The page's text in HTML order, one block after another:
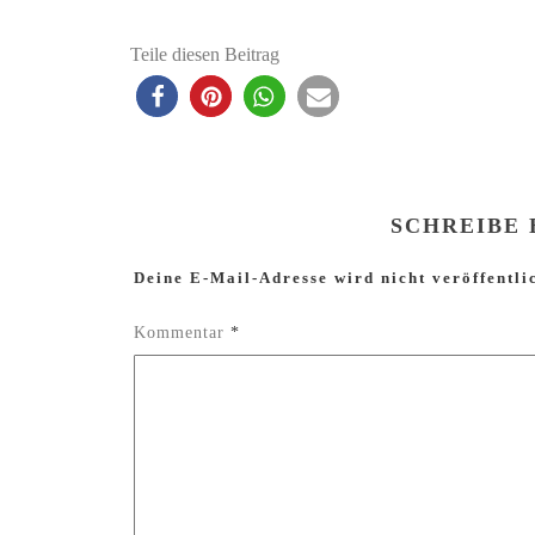
Teile diesen Beitrag
SCHREIBE
Deine E-Mail-Adresse wird nicht
Kommentar*